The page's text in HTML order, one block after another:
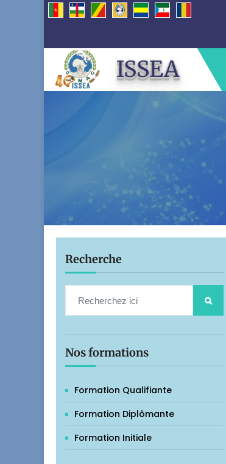
ISSEA
Recherche
Nos formations
Formation Qualifiante
Formation Diplômante
Formation Initiale